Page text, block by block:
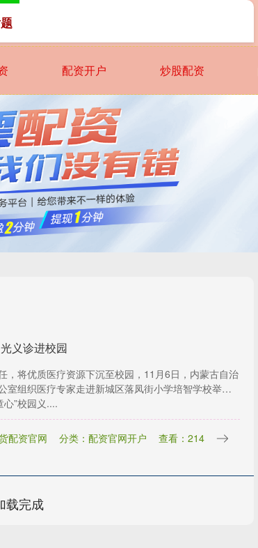
配资开户 炒股配资
义诊进校园
，将优质医疗资源下沉至校园，11月6日，内蒙古自治
室组织医疗专家走进新城区落凤街小学培智学校举
心”校园义....
配资官网 分类：配资官网开户 查看：214
载完成